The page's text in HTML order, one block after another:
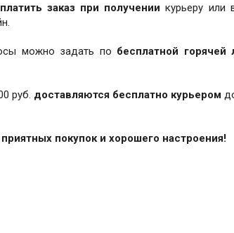
заказ при получении курьеру или
можно задать по бесплатной горячей
руб. доставляются бесплатно курьером
покупок и хорошего настроения!